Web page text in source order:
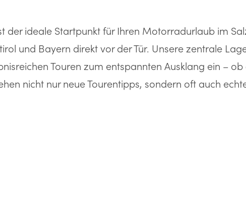
der ideale Startpunkt für Ihren Motorradurlaub im
und Bayern direkt vor der Tür. Unsere zentrale
Touren zum entspannten Ausklang ein –
nicht nur neue Tourentipps, sondern oft auch